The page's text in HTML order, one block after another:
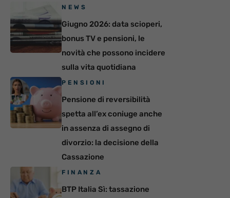
NEWS
Giugno 2026: data scioperi,
bonus TV e pensioni, le
novità che possono incidere
sulla vita quotidiana
PENSIONI
Pensione di reversibilità
spetta all’ex coniuge anche
in assenza di assegno di
divorzio: la decisione della
Cassazione
FINANZA
BTP Italia Sì: tassazione